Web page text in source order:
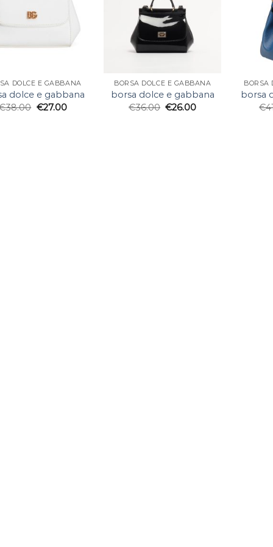
DOLCE E GABBANA
dolce e gabbana
38.00 €27.00
BORSA DOLCE E GABBANA
borsa dolce e gabbana
€36.00 €26.00
BORSA
borsa
€